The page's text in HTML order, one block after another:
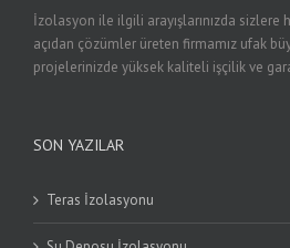
İzolasyon ile ilgili arayışlarınızda
açıdan çözümler üreten firmamız ufak
projelerinizde yüksek kaliteli işçilik ve
SON YAZILAR
Teras İzolasyonu